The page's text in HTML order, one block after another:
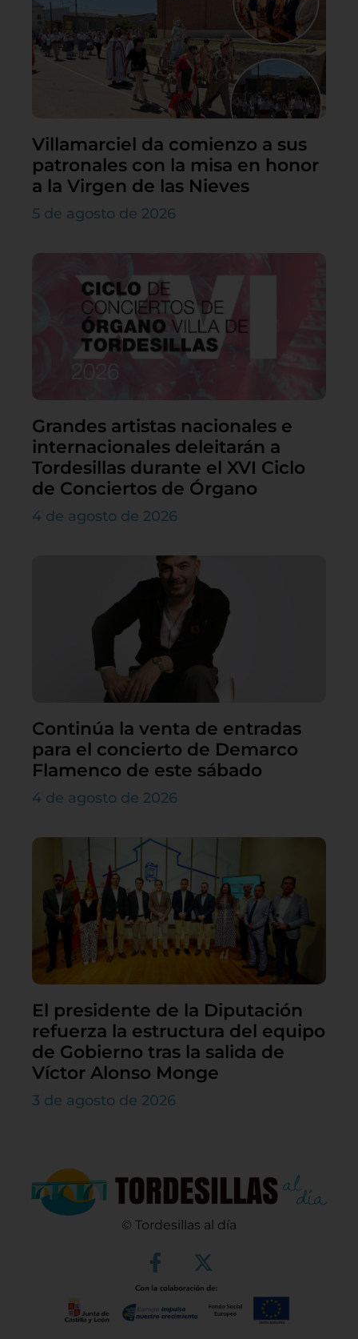
Villamarciel da comienzo a sus
patronales con la misa en honor
a la Virgen de las Nieves
5 de agosto de 2026
Grandes artistas nacionales e
internacionales deleitarán a
Tordesillas durante el XVI Ciclo
de Conciertos de Órgano
4 de agosto de 2026
Continúa la venta de entradas
para el concierto de Demarco
Flamenco de este sábado
4 de agosto de 2026
El presidente de la Diputación
refuerza la estructura del equipo
de Gobierno tras la salida de
Víctor Alonso Monge
3 de agosto de 2026
© Tordesillas al día